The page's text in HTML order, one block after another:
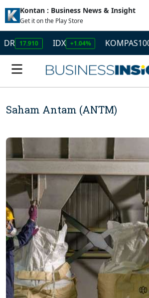
Kontan : Business News & Insight
Get it on the Play Store
IDX +1.04% KOMPAS100 +1.45%
Saham Antam (ANTM)